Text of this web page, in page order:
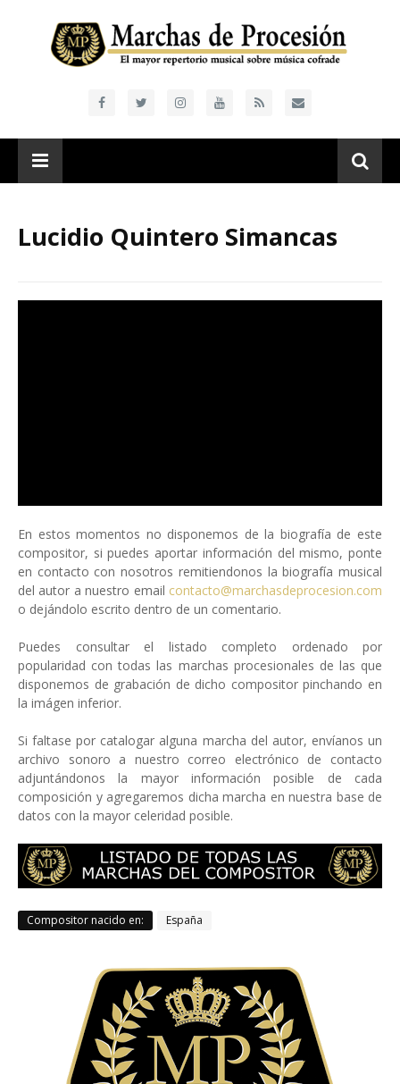
Lucidio Quintero Simancas
En estos momentos no disponemos de la biografía de este
compositor, si puedes aportar información del mismo, ponte
en contacto con nosotros remitiendonos la biografía musical
del autor a nuestro email contacto@marchasdeprocesion.com
o dejándolo escrito dentro de un comentario.
Puedes consultar el listado completo ordenado por
popularidad con todas las marchas procesionales de las que
disponemos de grabación de dicho compositor pinchando en
la imágen inferior.
Si faltase por catalogar alguna marcha del autor, envíanos un
archivo sonoro a nuestro correo electrónico de contacto
adjuntándonos la mayor información posible de cada
composición y agregaremos dicha marcha en nuestra base de
datos con la mayor celeridad posible.
Compositor nacido en: España